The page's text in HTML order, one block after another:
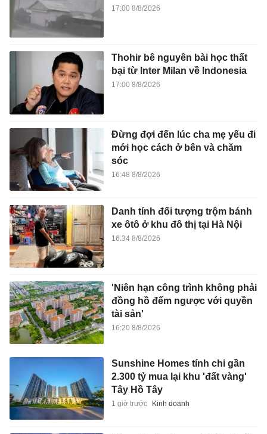
17:00 8/8/2026
Thohir bê nguyên bài học thất
bại từ Inter Milan về Indonesia
17:00 8/8/2026
Đừng đợi đến lúc cha mẹ yếu đi
mới học cách ở bên và chăm
sóc
16:48 8/8/2026
Danh tính đối tượng trộm bánh
xe ôtô ở khu đô thị tại Hà Nội
16:34 8/8/2026
'Niên hạn công trình không phải
đồng hồ đếm ngược với quyền
tài sản'
16:20 8/8/2026
Sunshine Homes tính chi gần
2.300 tỷ mua lại khu 'đất vàng'
Tây Hồ Tây
1 giờ trước Kinh doanh